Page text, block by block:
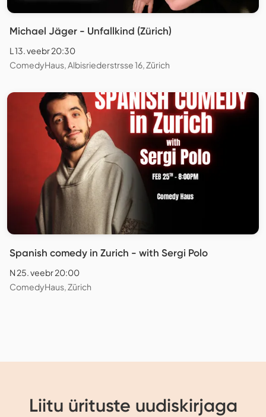
Michael Jäger - Unfallkind (Zürich)
L 13. veebr 20:30
ComedyHaus, Albisriederstrsse 16, Zürich
Spanish comedy in Zurich - with Sergi Polo
N 25. veebr 20:00
ComedyHaus, Zürich
Liitu ürituste uudiskirjaga